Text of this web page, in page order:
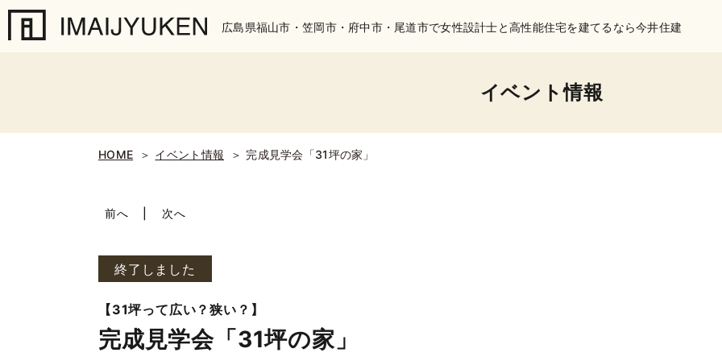
広島県福山市・笠岡市・府中市・尾道市で女性設計士と高性能住宅を建てるなら今井住建
イベント情報
HOME ＞ イベント情報 ＞ 完成見学会「31坪の家」
前へ 次へ
終了しました
【31坪って広い？狭い？】
完成見学会「31坪の家」